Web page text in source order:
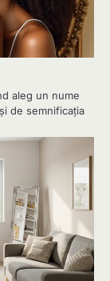
aleg un nume
de semnificația